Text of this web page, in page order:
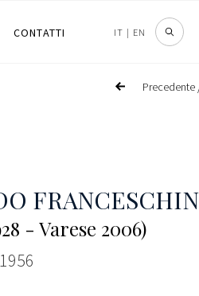
CONTATTI IT | EN
Precedente
- Varese 2006)